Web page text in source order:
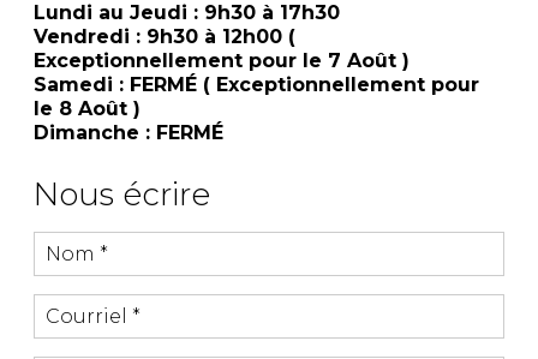
Lundi au Jeudi : 9h30 à 17h30
Vendredi : 9h30 à 12h00 (
Exceptionnellement pour le 7 Août )
Samedi : FERMÉ ( Exceptionnellement pour
le 8 Août )
Dimanche : FERMÉ
Nous écrire
Nom *
Courriel *